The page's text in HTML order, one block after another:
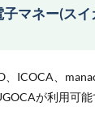
マネー(ス
ICOCA、
が利用可能